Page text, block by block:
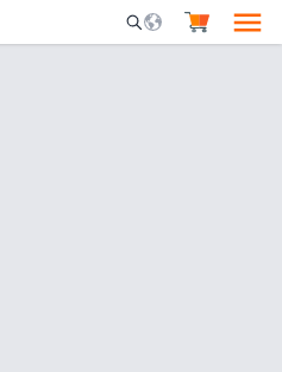
Mobile Search